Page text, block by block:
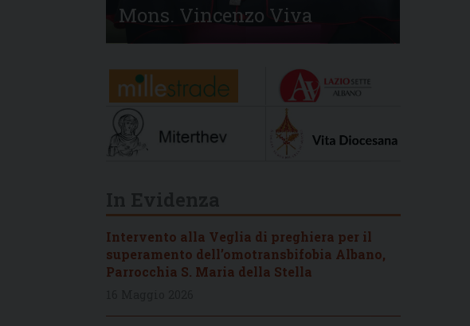
Mons. Vincenzo Viva
Intervento alla Veglia di preghiera per il
superamento dell’omotransbifobia Albano,
Parrocchia S. Maria della Stella